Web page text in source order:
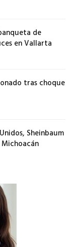
de
en Vallarta
tras choque
Sheinbaum